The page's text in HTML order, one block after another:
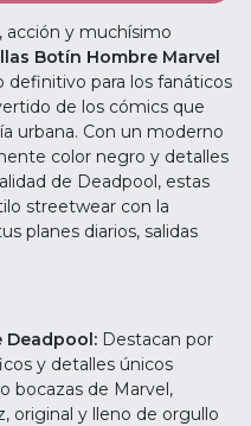
acción y muchísimo
Botín Hombre Marvel
definitivo para los fanáticos
de los cómics que
urbana. Con un moderno
color negro y detalles
de Deadpool, estas
streetwear con la
planes diarios, salidas
Deadpool: Destacan por
y detalles únicos
bocazas de Marvel,
original y lleno de orgullo